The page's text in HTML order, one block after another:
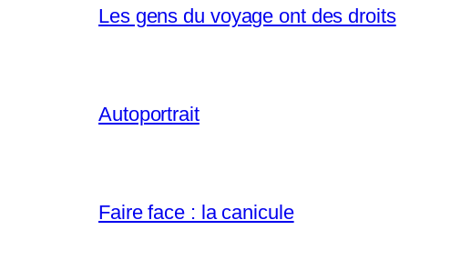
Les gens du voyage ont des droits
Autoportrait
Faire face : la canicule